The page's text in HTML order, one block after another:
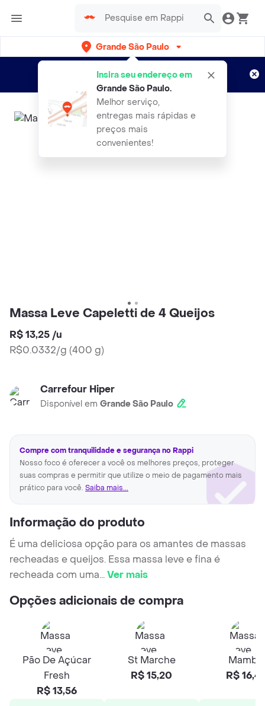
Grande São Paulo
Insira seu endereço em
Grande São Paulo.
Melhor serviço,
entregas mais rápidas e
preços mais
convenientes!
Entregas grátis por 15 dias!
Aplicam T&C
Massa Leve Capeletti de 4 Queijos
R$ 13,25 /u
R$0.0332/g (400 g)
Carrefour Hiper
Disponível em Grande São Paulo
Compre com tranquilidade e segurança no Rappi
Nosso foco é oferecer a você os melhores preços, proteger
suas compras e permitir que utilize o meio de pagamento mais
prático para você. Saiba mais...
Informação do produto
É uma deliciosa opção para os amantes de massas
recheadas e queijos. Essa massa leve e fina é
recheada com uma...Ver mais
Opções adicionais de compra
Pão De Açúcar
Fresh
R$ 13,56
St Marche
R$ 15,20
Mambo
R$